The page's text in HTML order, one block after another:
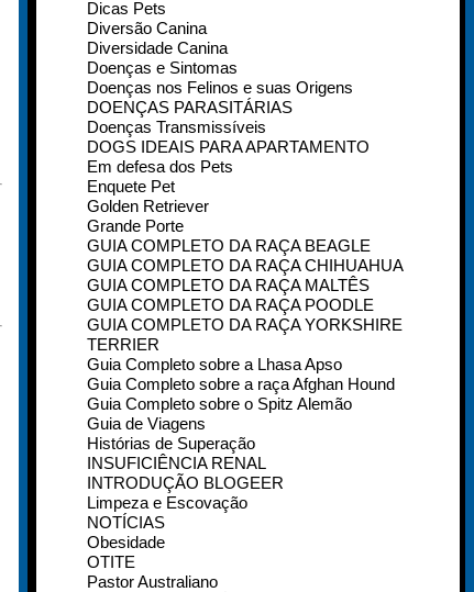
Dicas Pets
Diversão Canina
Diversidade Canina
Doenças e Sintomas
Doenças nos Felinos e suas Origens
DOENÇAS PARASITÁRIAS
Doenças Transmissíveis
DOGS IDEAIS PARA APARTAMENTO
Em defesa dos Pets
Enquete Pet
Golden Retriever
Grande Porte
GUIA COMPLETO DA RAÇA BEAGLE
GUIA COMPLETO DA RAÇA CHIHUAHUA
GUIA COMPLETO DA RAÇA MALTÊS
GUIA COMPLETO DA RAÇA POODLE
GUIA COMPLETO DA RAÇA YORKSHIRE
TERRIER
Guia Completo sobre a Lhasa Apso
Guia Completo sobre a raça Afghan Hound
Guia Completo sobre o Spitz Alemão
Guia de Viagens
Histórias de Superação
INSUFICIÊNCIA RENAL
INTRODUÇÃO BLOGEER
Limpeza e Escovação
NOTÍCIAS
Obesidade
OTITE
Pastor Australiano